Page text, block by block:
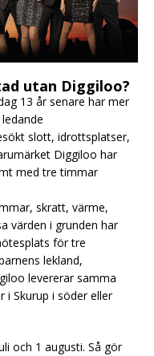
utan Diggiloo?
13 år senare har mer
slott, idrottsplatser,
Diggiloo har
med tre timmar
skratt, värme,
värden i grunden har
för tre
lekland,
levererar samma
i Skurup i söder eller
och 1 augusti. Så gör